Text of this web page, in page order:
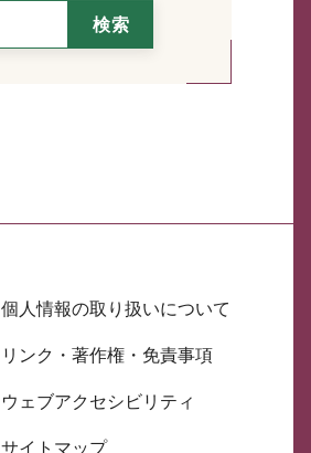
個人情報の取り扱いについて
リンク・著作権・免責事項
ウェブアクセシビリティ
サイトマップ